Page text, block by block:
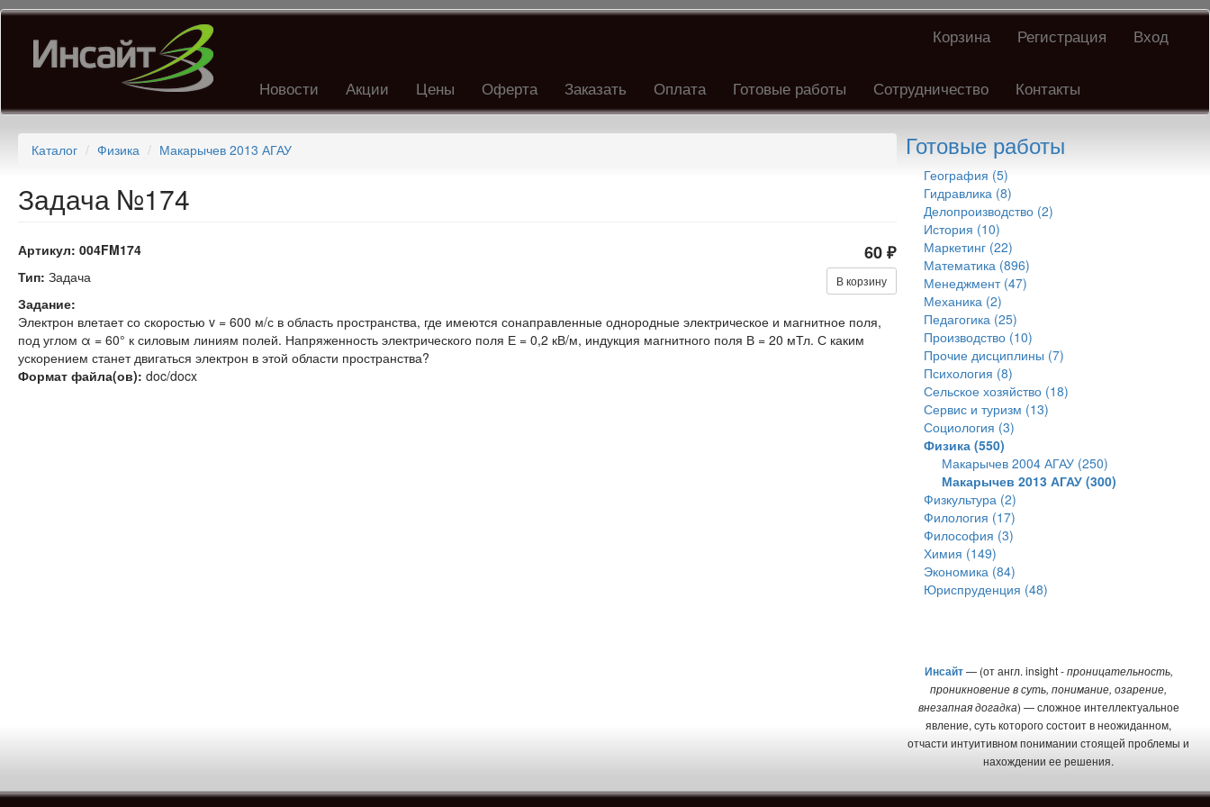
Перейти
основному
содержанию
Корзина Регистрация Вход
Новости Акции Цены Оферта Заказать Оплата Готовые работы Сотрудничество Контакты
Каталог Физика Макарычев 2013 АГАУ
Задача №174
Артикул: 004FM174 60 ₽
В корзину
Тип: Задача
Задание:
Электрон влетает со скоростью v = 600 м/с в область пространства, где имеются сонаправленные однородные электрическое и магнитное поля,
под углом α = 60° к силовым линиям полей. Напряженность электрического поля Е = 0,2 кВ/м, индукция магнитного поля В = 20 мТл. С каким
ускорением станет двигаться электрон в этой области пространства?
Формат файла(ов): doc/docx
Готовые работы
География (5)
Гидравлика (8)
Делопроизводство (2)
История (10)
Маркетинг (22)
Математика (896)
Менеджмент (47)
Механика (2)
Педагогика (25)
Производство (10)
Прочие дисциплины (7)
Психология (8)
Сельское хозяйство (18)
Сервис и туризм (13)
Социология (3)
Физика (550)
Макарычев 2004 АГАУ (250)
Макарычев 2013 АГАУ (300)
Физкультура (2)
Филология (17)
Философия (3)
Химия (149)
Экономика (84)
Юриспруденция (48)
Инсайт— (от англ. insight -проницательность,
проникновение в суть, понимание, озарение,
внезапная догадка) — сложное интеллектуальное
явление, суть которого состоит в неожиданном,
отчасти интуитивном понимании стоящей проблемы и
нахождении ее решения.